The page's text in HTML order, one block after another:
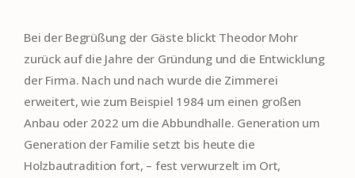
Bei der Begrüßung der Gäste blickt Theodor Mohr
zurück auf die Jahre der Gründung und die Entwicklung
der Firma. Nach und nach wurde die Zimmerei
erweitert, wie zum Beispiel 1984 um einen großen
Anbau oder 2022 um die Abbundhalle. Generation um
Generation der Familie setzt bis heute die
Holzbautradition fort, – fest verwurzelt im Ort,